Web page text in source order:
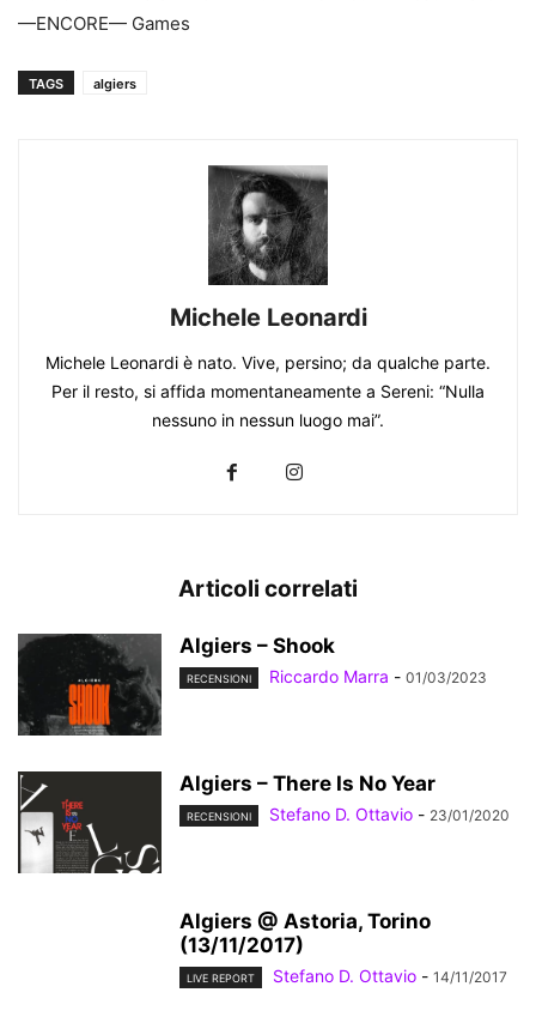
—ENCORE— Games
TAGS algiers
Michele Leonardi
Michele Leonardi è nato. Vive, persino; da qualche parte.
Per il resto, si affida momentaneamente a Sereni: “Nulla
nessuno in nessun luogo mai”.
Articoli correlati
Algiers – Shook
RECENSIONI Riccardo Marra - 01/03/2023
Algiers – There Is No Year
RECENSIONI Stefano D. Ottavio - 23/01/2020
Algiers @ Astoria, Torino
(13/11/2017)
LIVE REPORT Stefano D. Ottavio - 14/11/2017